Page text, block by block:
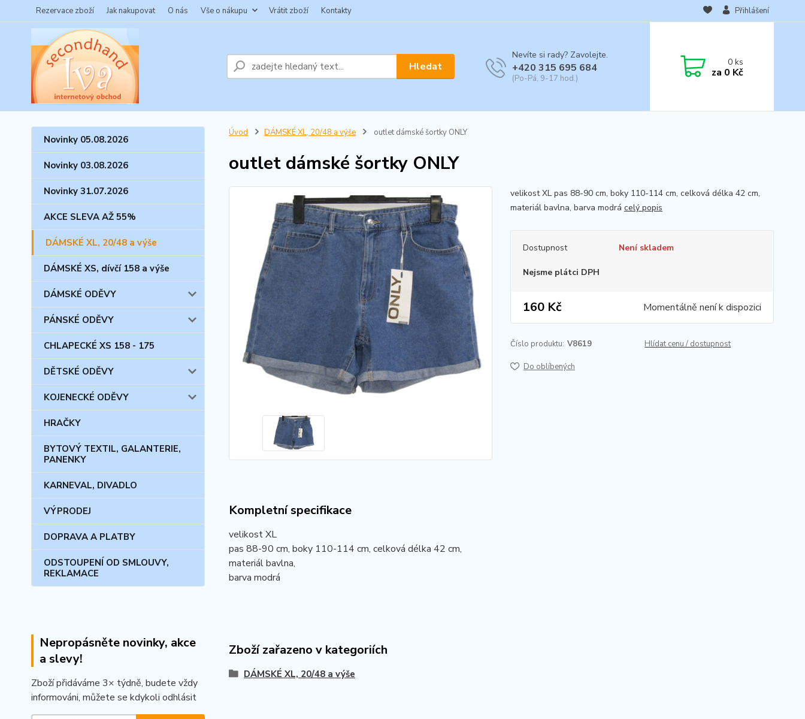
Rezervace zboží Jak nakupovat O nás Vše o nákupu Vrátit zboží Kontakty Přihlášení
Hledat
Nevíte si rady? Zavolejte.
+420 315 695 684
(Po-Pá, 9-17 hod.)
0ks
za 0 Kč
Novinky 05.08.2026
Novinky 03.08.2026
Novinky 31.07.2026
AKCE SLEVA AŽ 55%
DÁMSKÉ XL, 20/48 a výše
DÁMSKÉ XS, dívčí 158 a výše
DÁMSKÉ ODĚVY
PÁNSKÉ ODĚVY
CHLAPECKÉ XS 158 - 175
DĚTSKÉ ODĚVY
KOJENECKÉ ODĚVY
HRAČKY
BYTOVÝ TEXTIL, GALANTERIE,
PANENKY
KARNEVAL, DIVADLO
VÝPRODEJ
DOPRAVA A PLATBY
ODSTOUPENÍ OD SMLOUVY,
REKLAMACE
Nepropásněte novinky, akce
a slevy!
Zboží přidáváme 3× týdně, budete vždy
informováni, můžete se kdykoli odhlásit
Úvod DÁMSKÉ XL, 20/48 a výše outlet dámské šortky ONLY
outlet dámské šortky ONLY
velikost XL pas 88-90 cm, boky 110-114 cm, celková délka 42 cm,
materiál bavlna, barva modrá celý popis
Dostupnost Není skladem
Nejsme plátci DPH
160 Kč Momentálně není k dispozici
Číslo produktu: V8619 Hlídat cenu / dostupnost
Do oblíbených
Kompletní specifikace
velikost XL
pas 88-90 cm, boky 110-114 cm, celková délka 42 cm,
materiál bavlna,
barva modrá
Zboží zařazeno v kategoriích
DÁMSKÉ XL, 20/48 a výše